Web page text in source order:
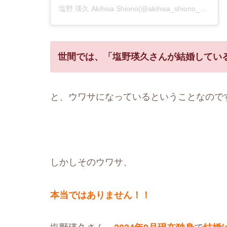
世間では、「塩野瑛久さんが結婚してい
と、ウワサになっているということなので
しかしそのウワサ、
本当ではありません！！